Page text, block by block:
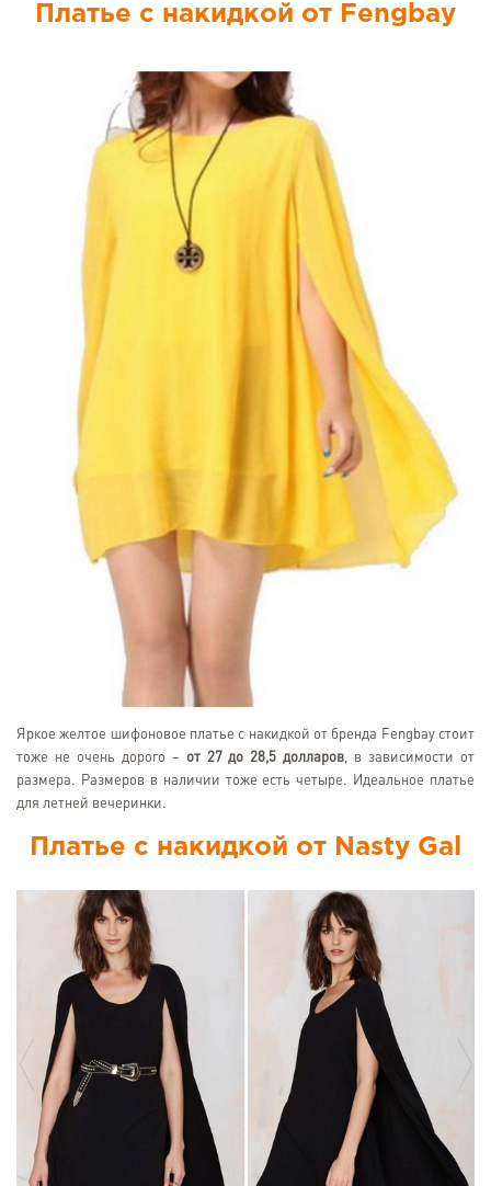
Платье с накидкой от Fengbay
Яркое желтое шифоновое платье с накидкой от бренда Fengbay стоит
тоже не очень дорого – от 27 до 28,5 долларов, в зависимости от
размера. Размеров в наличии тоже есть четыре. Идеальное платье
для летней вечеринки.
Платье с накидкой от Nasty Gal